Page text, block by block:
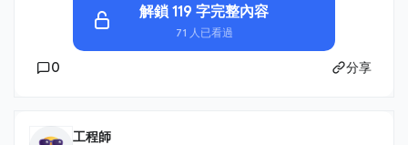
解鎖 119 字完整內容
71 人已看過
0 分享
工程師